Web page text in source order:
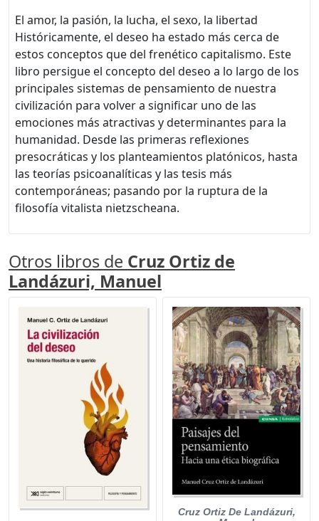
El amor, la pasión, la lucha, el sexo, la libertad
Históricamente, el deseo ha estado más cerca de
estos conceptos que del frenético capitalismo. Este
libro persigue el concepto del deseo a lo largo de los
principales sistemas de pensamiento de nuestra
civilización para volver a significar uno de las
emociones más atractivas y determinantes para la
humanidad. Desde las primeras reflexiones
presocráticas y los planteamientos platónicos, hasta
las teorías psicoanalíticas y las tesis más
contemporáneas; pasando por la ruptura de la
filosofía vitalista nietzscheana.
Otros libros de Cruz Ortiz de
Landázuri, Manuel
Cruz Ortiz De Landázuri,